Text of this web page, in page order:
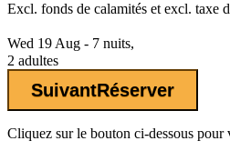
Excl. fonds de calamités et excl. taxe
Wed 19 Aug - 7 nuits,
2 adultes
SuivantRéserver
Cliquez sur le bouton ci-dessous pour